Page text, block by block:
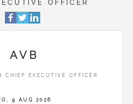
EXECUTIVE
AVB
CHIEF EXECUTIVE OFFICER
9 AUG 2026